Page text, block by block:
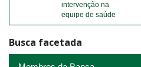
intervenção na
equipe de saúde
Busca facetada